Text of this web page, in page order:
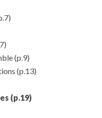
(p.9)
(p.13)
(p.19)